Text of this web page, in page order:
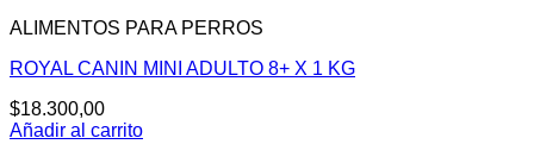
ALIMENTOS PARA PERROS
ROYAL CANIN MINI ADULTO 8+ X 1 KG
$18.300,00
Añadir al carrito